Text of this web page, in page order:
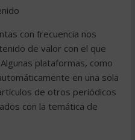
con frecuencia nos
de valor con el que
plataformas, como
en una sola
de otros periódicos
con la temática de